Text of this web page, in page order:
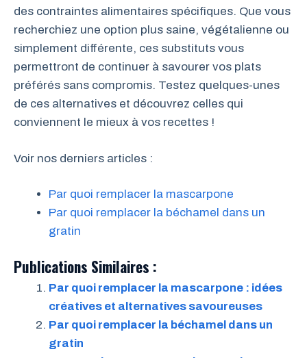
des contraintes alimentaires spécifiques. Que vous
recherchiez une option plus saine, végétalienne ou
simplement différente, ces substituts vous
permettront de continuer à savourer vos plats
préférés sans compromis. Testez quelques-unes
de ces alternatives et découvrez celles qui
conviennent le mieux à vos recettes !
Voir nos derniers articles :
Par quoi remplacer la mascarpone
Par quoi remplacer la béchamel dans un
gratin
Publications Similaires :
Par quoi remplacer la mascarpone : idées
créatives et alternatives savoureuses
Par quoi remplacer la béchamel dans un
gratin